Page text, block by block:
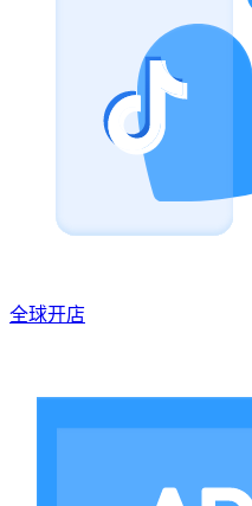
全球开店